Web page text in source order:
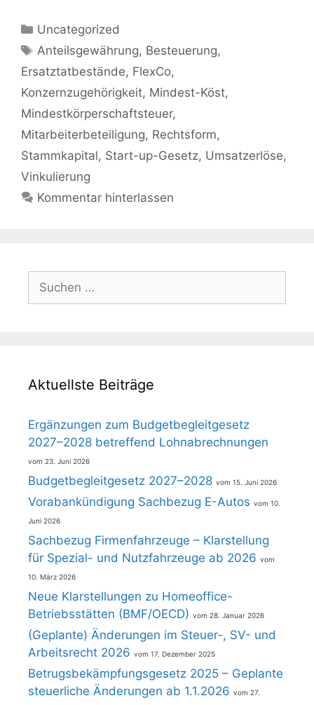
Kategorien
Uncategorized
Schlagwörter
Anteilsgewährung, Besteuerung,
Ersatztatbestände, FlexCo,
Konzernzugehörigkeit, Mindest-Köst,
Mindestkörperschaftsteuer,
Mitarbeiterbeteiligung, Rechtsform,
Stammkapital, Start-up-Gesetz, Umsatzerlöse,
Vinkulierung
Kommentar hinterlassen
Suchen
nach:
Aktuellste Beiträge
Ergänzungen zum Budgetbegleitgesetz
2027–2028 betreffend Lohnabrechnungen
23. Juni 2026
Budgetbegleitgesetz 2027–2028 15. Juni 2026
Vorabankündigung Sachbezug E-Autos 10.
Juni 2026
Sachbezug Firmenfahrzeuge – Klarstellung
für Spezial- und Nutzfahrzeuge ab 2026
10. März 2026
Neue Klarstellungen zu Homeoffice-
Betriebsstätten (BMF/OECD)
28. Januar 2026
(Geplante) Änderungen im Steuer-, SV- und
Arbeitsrecht 2026
17. Dezember 2025
Betrugsbekämpfungsgesetz 2025 – Geplante
steuerliche Änderungen ab 1.1.2026
27.